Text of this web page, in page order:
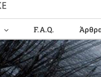
F.A.Q.